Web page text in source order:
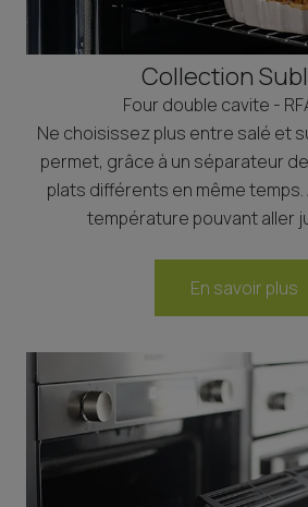
Collection
Four double cavite -
Ne choisissez plus entre salé et
permet, grâce à un séparateur
plats différents en même
température pouvant aller
En savoir plus